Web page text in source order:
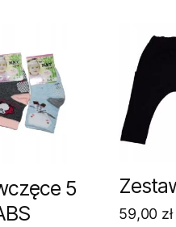
5
59,00 zł